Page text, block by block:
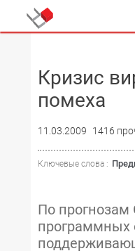
Кризис
помеха
11.03.2009 1416
Ключевые слова :
По прогнозам
программных